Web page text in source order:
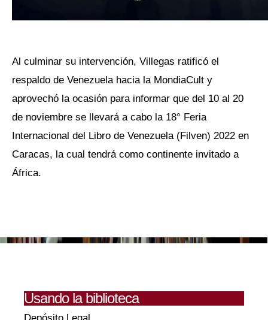
Al culminar su intervención, Villegas ratificó el
respaldo de Venezuela hacia la MondiaCult y
aprovechó la ocasión para informar que del 10 al 20
de noviembre se llevará a cabo la 18° Feria
Internacional del Libro de Venezuela (Filven) 2022 en
Caracas, la cual tendrá como continente invitado a
África.
Usando la biblioteca